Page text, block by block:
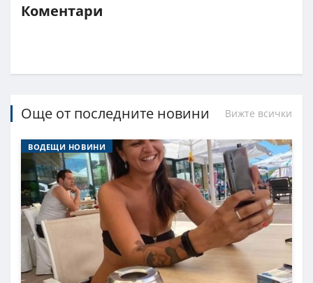
Коментари
Още от последните новини Вижте всички
ВОДЕЩИ НОВИНИ